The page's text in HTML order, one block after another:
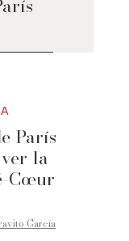
París
la
Cœur
García